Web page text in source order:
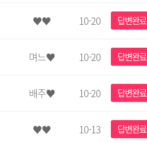
♥♥ 10-20 답변완료
며느♥ 10-20 답변완료
배주♥ 10-20 답변완료
♥♥ 10-13 답변완료